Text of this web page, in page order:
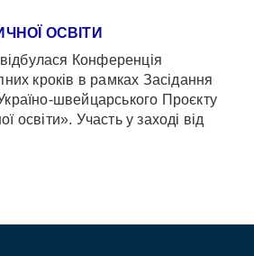
ОСВІТИ
Конференція
кроків в рамках Засідання
швейцарського Проєкту
освіти». Участь у заході від